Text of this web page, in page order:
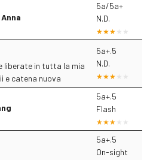
5a/5a+
N.D.
liberate in tutta la mia
e catena nuova
5a+.5
N.D.
5a+.5
Flash
5a+.5
On-sight